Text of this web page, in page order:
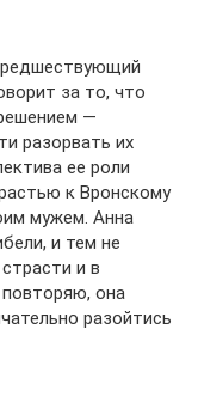
за то, что
—
разорвать их
ее роли
к Вронскому
мужем. Анна
и тем не
и в
повторяю, она
разойтись